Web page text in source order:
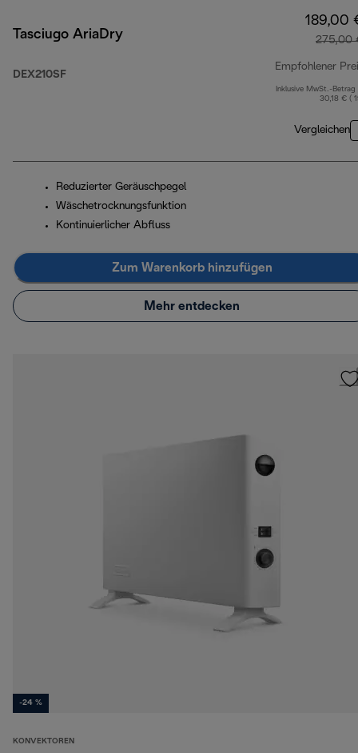
Tasciugo AriaDry
DEX210SF
189,00
275,00
Empfohlener
Inklusive MwSt.-Betrag
30,18 € (
Vergleichen
Reduzierter Geräuschpegel
Wäschetrocknungsfunktion
Kontinuierlicher Abfluss
Zum Warenkorb hinzufügen
Mehr entdecken
-24 %
KONVEKTOREN